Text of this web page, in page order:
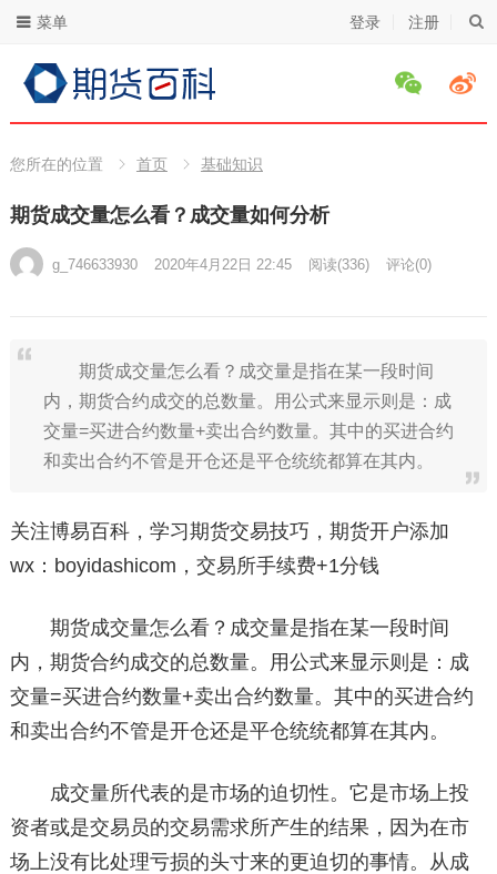
登录 注册
菜单
您所在的位置 首页 基础知识
期货成交量怎么看？成交量如何分析
g_746633930 2020年4月22日 22:45 阅读(336) 评论(0)
期货成交量怎么看？成交量是指在某一段时间
内，期货合约成交的总数量。用公式来显示则是：成
交量=买进合约数量+卖出合约数量。其中的买进合约
和卖出合约不管是开仓还是平仓统统都算在其内。
关注博易百科，学习期货交易技巧，期货开户添加
wx：boyidashicom，交易所手续费+1分钱
期货成交量怎么看？成交量是指在某一段时间
内，期货合约成交的总数量。用公式来显示则是：成
交量=买进合约数量+卖出合约数量。其中的买进合约
和卖出合约不管是开仓还是平仓统统都算在其内。
成交量所代表的是市场的迫切性。它是市场上投
资者或是交易员的交易需求所产生的结果，因为在市
场上没有比处理亏损的头寸来的更迫切的事情。从成